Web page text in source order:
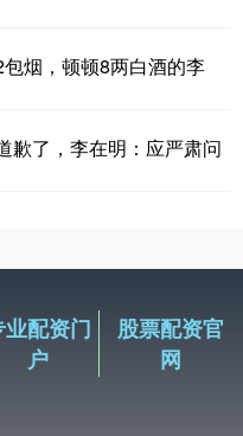
烟，顿顿8两白酒的李
歉了，李在明：应严肃问
业配资门
户
股票配资官
网